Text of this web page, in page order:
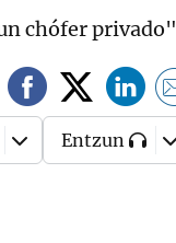
chófer privado"
Entzun